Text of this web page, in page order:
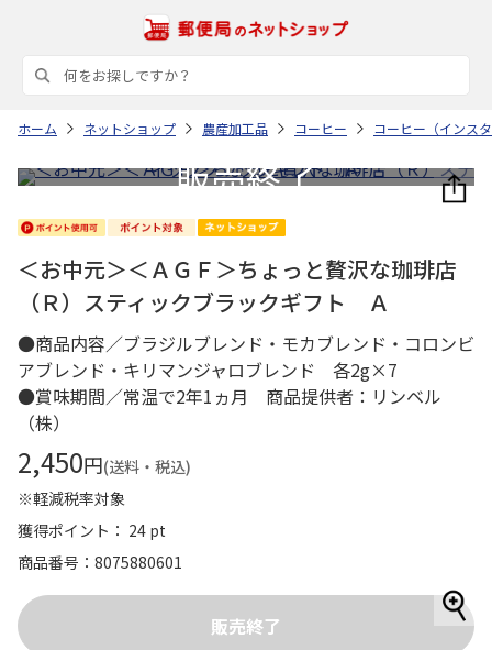
ホーム ネットショップ 農産加工品 コーヒー コーヒー（インス
＜お中元＞＜ＡＧＦ＞ちょっと贅沢な珈琲店
（Ｒ）スティックブラックギフト Ａ
●商品内容／ブラジルブレンド・モカブレンド・コロンビ
アブレンド・キリマンジャロブレンド 各2g×7
●賞味期間／常温で2年1ヵ月 商品提供者：リンベル
（株）
2,450円(送料・税込)
※軽減税率対象
獲得ポイント： 24 pt
商品番号
8075880601